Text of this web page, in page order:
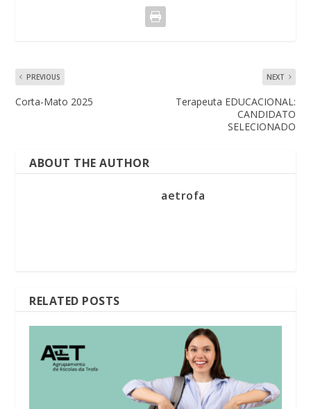
PREVIOUS
Corta-Mato 2025
NEXT
Terapeuta EDUCACIONAL:
CANDIDATO
SELECIONADO
ABOUT THE AUTHOR
aetrofa
RELATED POSTS